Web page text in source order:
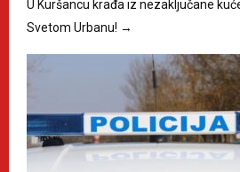
U Kuršancu krađa iz nezaključane
Svetom Urbanu! →